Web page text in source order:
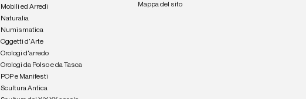
Mobili ed Arredi
Naturalia
Numismatica
Oggetti d'Arte
Orologi d'arredo
Orologi da Polso e da Tasca
POP e Manifesti
Scultura Antica
Mappa del sito